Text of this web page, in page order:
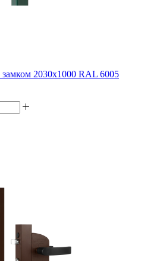
2030х1000 RAL 6005